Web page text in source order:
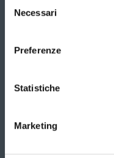
delNecessari
Preferenze
Statistiche
Marketing